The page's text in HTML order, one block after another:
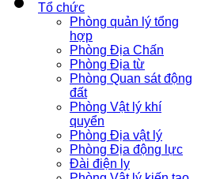
Tổ chức
Phòng quản lý tổng
hợp
Phòng Địa Chấn
Phòng Địa từ
Phòng Quan sát động
đất
Phòng Vật lý khí
quyển
Phòng Địa vật lý
Phòng Địa động lực
Đài điện ly